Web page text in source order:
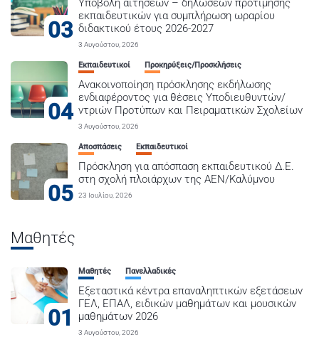
03
Υποβολή αιτήσεων – δηλώσεων προτίμησης
εκπαιδευτικών για συμπλήρωση ωραρίου
διδακτικού έτους 2026-2027
3 Αυγούστου, 2026
04
Εκπαιδευτικοί Προκηρύξεις/Προσκλήσεις
Ανακοινοποίηση πρόσκλησης εκδήλωσης
ενδιαφέροντος για θέσεις Υποδιευθυντών/
ντριών Προτύπων και Πειραματικών Σχολείων
3 Αυγούστου, 2026
05
Αποσπάσεις Εκπαιδευτικοί
Πρόσκληση για απόσπαση εκπαιδευτικού Δ.Ε.
στη σχολή πλοιάρχων της ΑΕΝ/Καλύμνου
23 Ιουλίου, 2026
Μαθητές
01
Μαθητές Πανελλαδικές
Εξεταστικά κέντρα επαναληπτικών εξετάσεων
ΓΕΛ, ΕΠΑΛ, ειδικών μαθημάτων και μουσικών
μαθημάτων 2026
3 Αυγούστου, 2026